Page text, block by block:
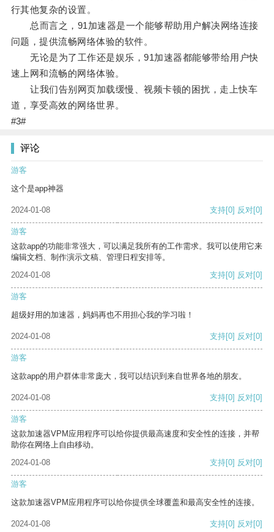
行其他复杂的设置。
总而言之，91加速器是一个能够帮助用户解决网络连接
问题，提供流畅网络体验的软件。
无论是为了工作还是娱乐，91加速器都能够带给用户快
速上网和流畅的网络体验。
让我们告别网页加载缓慢、视频卡顿的困扰，走上快车
道，享受高效的网络世界。
#3#
评论
游客
这个是app神器
2024-01-08 支持[0] 反对[0]
游客
这款app的功能非常强大，可以满足我所有的工作需求。我可以使用它来
编辑文档、制作演示文稿、管理日程安排等。
2024-01-08
支持[0] 反对[0]
游客
超级好用的加速器，妈妈再也不用担心我的学习啦！
2024-01-08 支持[0] 反对[0]
游客
这款app的用户群体非常庞大，我可以结识到来自世界各地的朋友。
2024-01-08 支持[0] 反对[0]
游客
这款加速器VPM应用程序可以给你提供最高速度和安全性的连接，并帮
助你在网络上自由移动。
2024-01-08
支持[0] 反对[0]
游客
这款加速器VPM应用程序可以给你提供全球覆盖和最高安全性的连接。
2024-01-08 支持[0] 反对[0]